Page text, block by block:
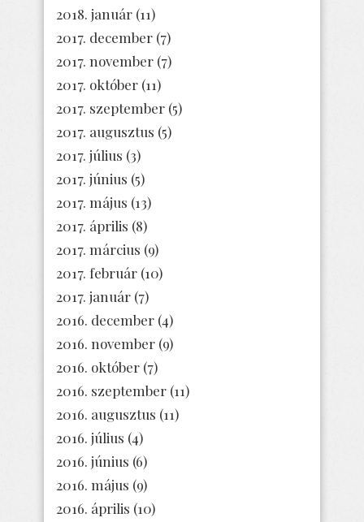
2018. január (11)
2017. december (7)
2017. november (7)
2017. október (11)
2017. szeptember (5)
2017. augusztus (5)
2017. július (3)
2017. június (5)
2017. május (13)
2017. április (8)
2017. március (9)
2017. február (10)
2017. január (7)
2016. december (4)
2016. november (9)
2016. október (7)
2016. szeptember (11)
2016. augusztus (11)
2016. július (4)
2016. június (6)
2016. május (9)
2016. április (10)